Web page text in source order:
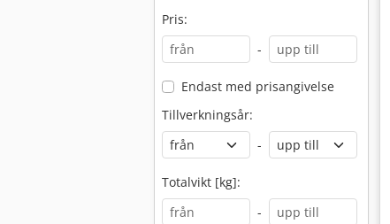
Pris:
-
Endast med prisangivelse
Tillverkningsår:
-
Totalvikt [kg]:
-